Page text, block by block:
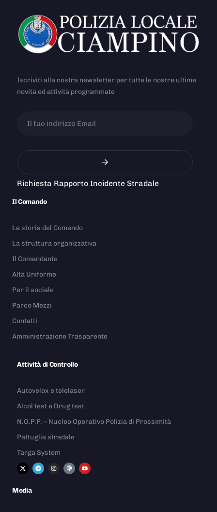
Iscriviti alla nostra newsletter per tutte le nostre ultime
novità ed attività programmate
Richiesta Rapporto Incidente Stradale
Il Comando
La storia del Comando
La struttura organizzativa
Il Comandante
Alta Uniforme
Per il sociale
Parco Mezzi
Contatti
Amministrazione Trasparente
Attività di Controllo
Autovelox e telelaser
Alcol test e Drug test
N.O.P.P. – Nucleo Operativo Polizia di Prossimità
Pattuglia stradale
Targa System
Media